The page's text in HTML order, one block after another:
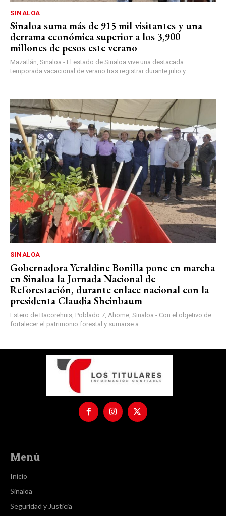
SINALOA
Sinaloa suma más de 915 mil visitantes y una
derrama económica superior a los 3,900
millones de pesos este verano
Mazatlán, Sinaloa.- El estado de Sinaloa vive una destacada
temporada vacacional de verano tras registrar durante julio y...
SINALOA
Gobernadora Yeraldine Bonilla pone en marcha
en Sinaloa la Jornada Nacional de
Reforestación, durante enlace nacional con la
presidenta Claudia Sheinbaum
Estero de Bacorehuis, Poblado 7, Ahome, Sinaloa.- Con el objetivo de
fortalecer el patrimonio forestal y sumarse a...
Menú
Inicio
Sinaloa
Seguridad y Justicia